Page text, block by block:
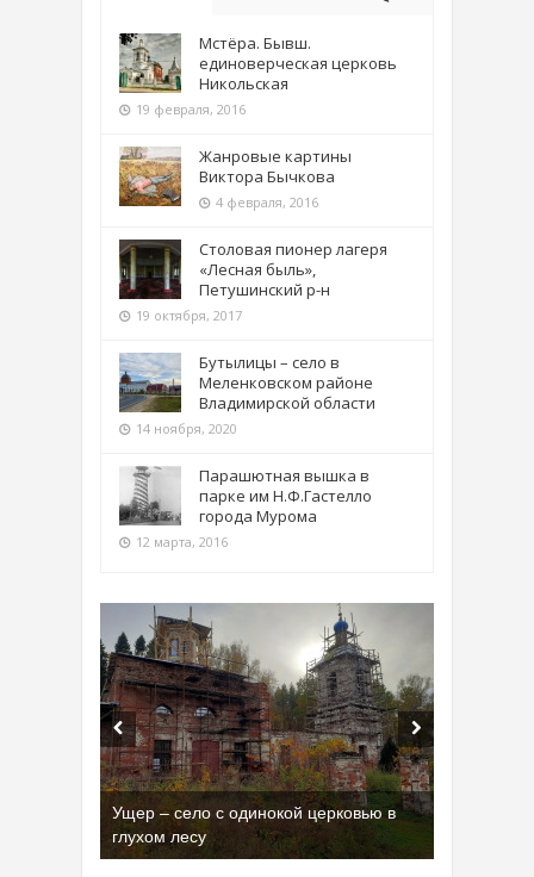
Мстёра. Бывш.
единоверческая церковь
Никольская
19 февраля, 2016
Жанровые картины
Виктора Бычкова
4 февраля, 2016
Столовая пионер лагеря
«Лесная быль»,
Петушинский р-н
19 октября, 2017
Бутылицы – село в
Меленковском районе
Владимирской области
14 ноября, 2020
Парашютная вышка в
парке им Н.Ф.Гастелло
города Мурома
12 марта, 2016
Ущер – село с одинокой церковью в
глухом лесу
Бывшая танковая часть имени Сухэ-
Батора во Владимире